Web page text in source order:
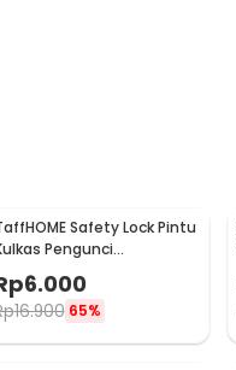
Safety Lock Pintu
Pengunci
Tambahan Tempel - S1843
6.000
16.900 65%